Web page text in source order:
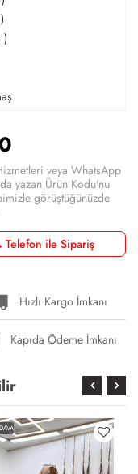
)
veya WhatsApp
yazan Ürün Kodu'nu
görüştüğünüzde
Telefon ile Sipariş
Hızlı Kargo İmkanı
Kapıda Ödeme İmkanı